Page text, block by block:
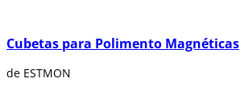
Cubetas para Polimento Magnéticas
de ESTMON